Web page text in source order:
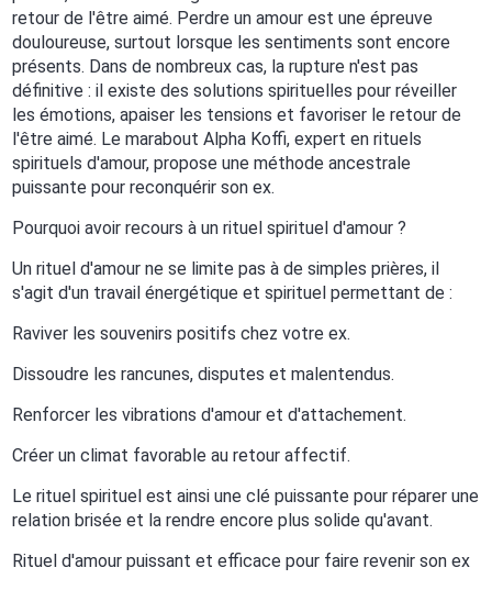
retour de l'être aimé. Perdre un amour est une épreuve
douloureuse, surtout lorsque les sentiments sont encore
présents. Dans de nombreux cas, la rupture n'est pas
définitive : il existe des solutions spirituelles pour réveiller
les émotions, apaiser les tensions et favoriser le retour de
l'être aimé. Le marabout Alpha Koffi, expert en rituels
spirituels d'amour, propose une méthode ancestrale
puissante pour reconquérir son ex.
Pourquoi avoir recours à un rituel spirituel d'amour ?
Un rituel d'amour ne se limite pas à de simples prières, il
s'agit d'un travail énergétique et spirituel permettant de :
Raviver les souvenirs positifs chez votre ex.
Dissoudre les rancunes, disputes et malentendus.
Renforcer les vibrations d'amour et d'attachement.
Créer un climat favorable au retour affectif.
Le rituel spirituel est ainsi une clé puissante pour réparer une
relation brisée et la rendre encore plus solide qu'avant.
Rituel d'amour puissant et efficace pour faire revenir son ex